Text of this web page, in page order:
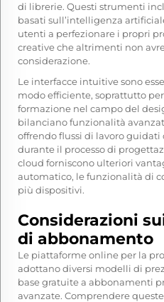
di librerie. Questi strumenti
basati sull’intelligenza
utenti a perfezionare i propri
creative che altrimenti non
considerazione.
Le interfacce intuitive sono
modo efficiente, soprattutto
formazione nel campo del
bilanciano funzionalità
offrendo flussi di lavoro
durante il processo di
cloud forniscono ulteriori
automatico, le funzionalità di
più dispositivi.
Considerazioni
di abbonamento
Le piattaforme online per la
adottano diversi modelli di
base gratuite a abbonamenti
avanzate. Comprendere